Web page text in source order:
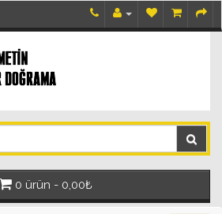
0 ürün - 0,00₺